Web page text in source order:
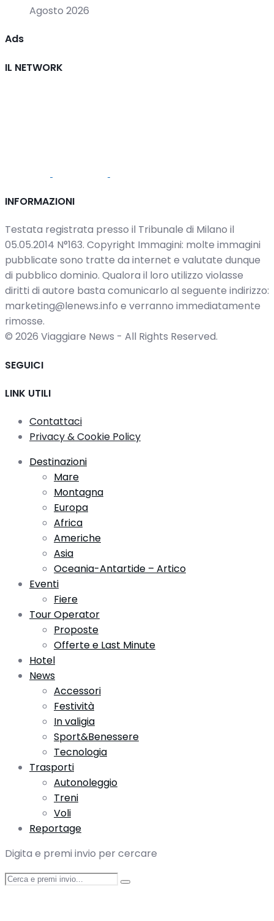
Agosto 2026
Ads
IL NETWORK
INFORMAZIONI
Testata registrata presso il Tribunale di Milano il
05.05.2014 N°163. Copyright Immagini: molte immagini
pubblicate sono tratte da internet e valutate dunque
di pubblico dominio. Qualora il loro utilizzo violasse
diritti di autore basta comunicarlo al seguente indirizzo:
marketing@lenews.info e verranno immediatamente
rimosse.
© 2026 Viaggiare News - All Rights Reserved.
SEGUICI
LINK UTILI
Contattaci
Privacy & Cookie Policy
Destinazioni
Mare
Montagna
Europa
Africa
Americhe
Asia
Oceania-Antartide – Artico
Eventi
Fiere
Tour Operator
Proposte
Offerte e Last Minute
Hotel
News
Accessori
Festività
In valigia
Sport&Benessere
Tecnologia
Trasporti
Autonoleggio
Treni
Voli
Reportage
Digita e premi invio per cercare